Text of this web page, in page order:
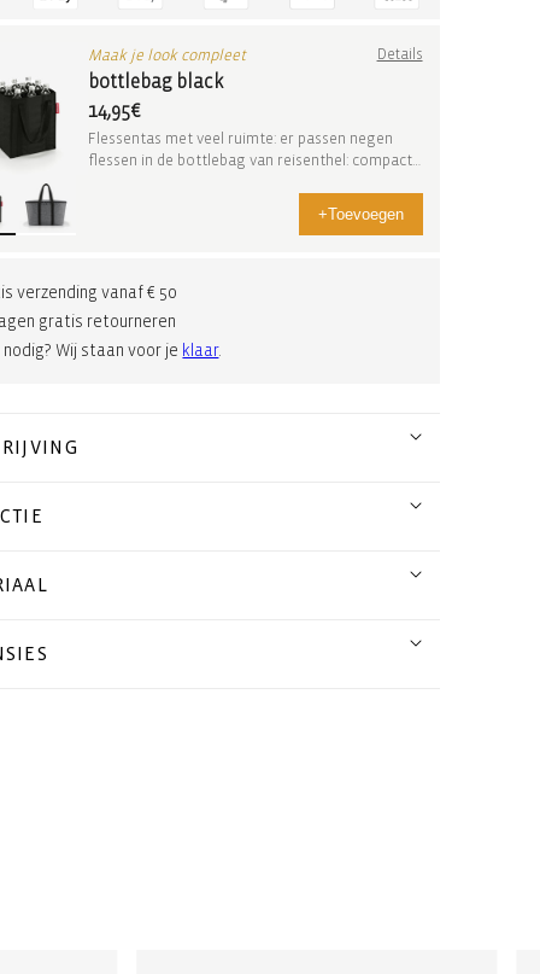
Maak je look compleet Details
bottlebag black
14,95€
Flessentas met veel ruimte: er passen negen
flessen in de bottlebag van reisenthel: compact,
+Toevoegen
verzending vanaf € 50
gratis retourneren
nodig? Wij staan voor je klaar.